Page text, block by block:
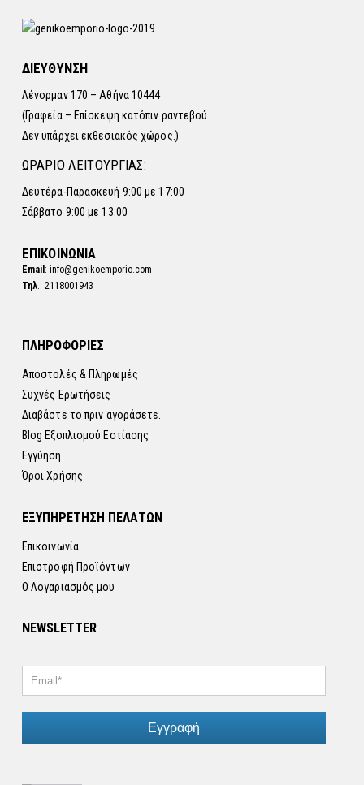
ΔΙΕΥΘΥΝΣΗ
Λένορμαν 170 – Αθήνα 10444
(Γραφεία – Επίσκεψη κατόπιν ραντεβού.
Δεν υπάρχει εκθεσιακός χώρος.)
ΩΡΑΡΙΟ ΛΕΙΤΟΥΡΓΙΑΣ:
Δευτέρα-Παρασκευή 9:00 με 17:00
Σάββατο 9:00 με 13:00
ΕΠΙΚΟΙΝΩΝΙΑ
Email : info@genikoemporio.com
Τηλ.: 2118001943
ΠΛΗΡΟΦΟΡΙΕΣ
Αποστολές & Πληρωμές
Συχνές Ερωτήσεις
Διαβάστε το πριν αγοράσετε.
Blog Εξοπλισμού Εστίασης
Εγγύηση
Όροι Χρήσης
ΕΞΥΠΗΡΕΤΗΣΗ ΠΕΛΑΤΩΝ
Επικοινωνία
Επιστροφή Προϊόντων
Ο Λογαριασμός μου
NEWSLETTER
Εγγραφή